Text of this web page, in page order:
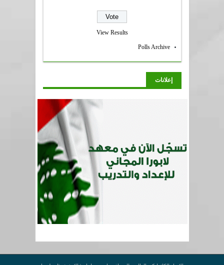
View Results
Polls Archive
إعلانات